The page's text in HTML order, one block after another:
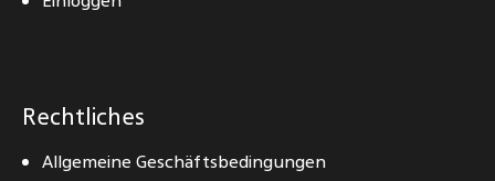
Rechtliches
Allgemeine Geschäftsbedingungen